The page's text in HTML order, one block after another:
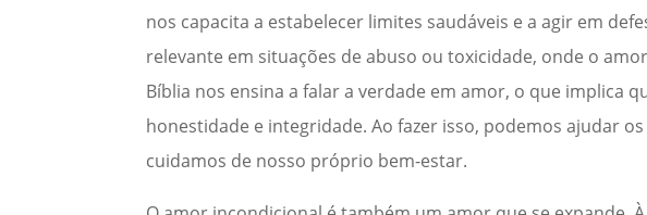
nos capacita a estabelecer limites saudáveis e a agir em
relevante em situações de abuso ou toxicidade, onde o
Bíblia nos ensina a falar a verdade em amor, o que implica
honestidade e integridade. Ao fazer isso, podemos ajudar
cuidamos de nosso próprio bem-estar.